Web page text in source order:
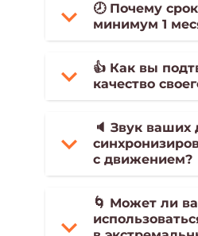
🕗 Почему
минимум 1
👍 Как вы
качество
🔈 Звук ваших
с движением?
🌀 Может ли